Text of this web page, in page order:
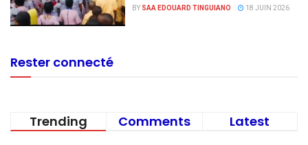
BY SAA EDOUARD TINGUIANO 18 JUIN 2026
Rester connecté
Trending Comments Latest